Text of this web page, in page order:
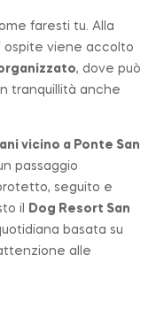
faresti tu. Alla
ospite viene accolto
, dove può
tranquillità anche
vicino a Ponte San
passaggio
seguito e
il
Dog Resort San
basata su
alle